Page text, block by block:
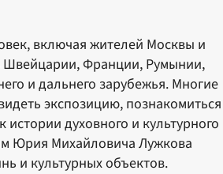
включая жителей Москвы и
Швейцарии, Франции, Румынии,
и дальнего зарубежья. Многие
экспозицию, познакомиться
духовного и культурного
Юрия Михайловича Лужкова
и культурных объектов.